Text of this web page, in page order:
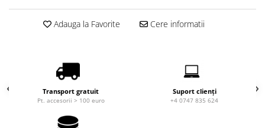
Genți și portbagaje de biciclete
Adauga la Favorite Cere informatii
Transport gratuit
Pt. accesorii > 100 euro
Suport clienți
+4 0747 835 624